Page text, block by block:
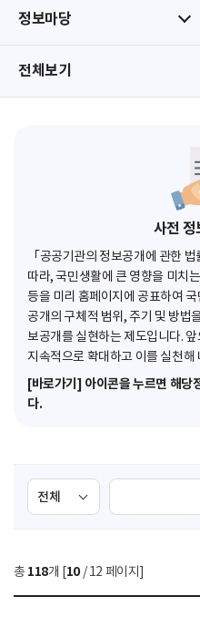
정보마당
전체보기
사전 정
「공공기관의 정보공개에 관한
따라, 국민생활에 큰 영향을 미치
등을 미리 홈페이지에 공표하여
공개의 구체적 범위, 주기 및 방법
보공개를 실현하는 제도입니다.
지속적으로 확대하고 이를 실천해
[바로가기] 아이콘을 누르면 해당
다.
검
색
선
택
색
총 118개 [10 / 12 페이지]